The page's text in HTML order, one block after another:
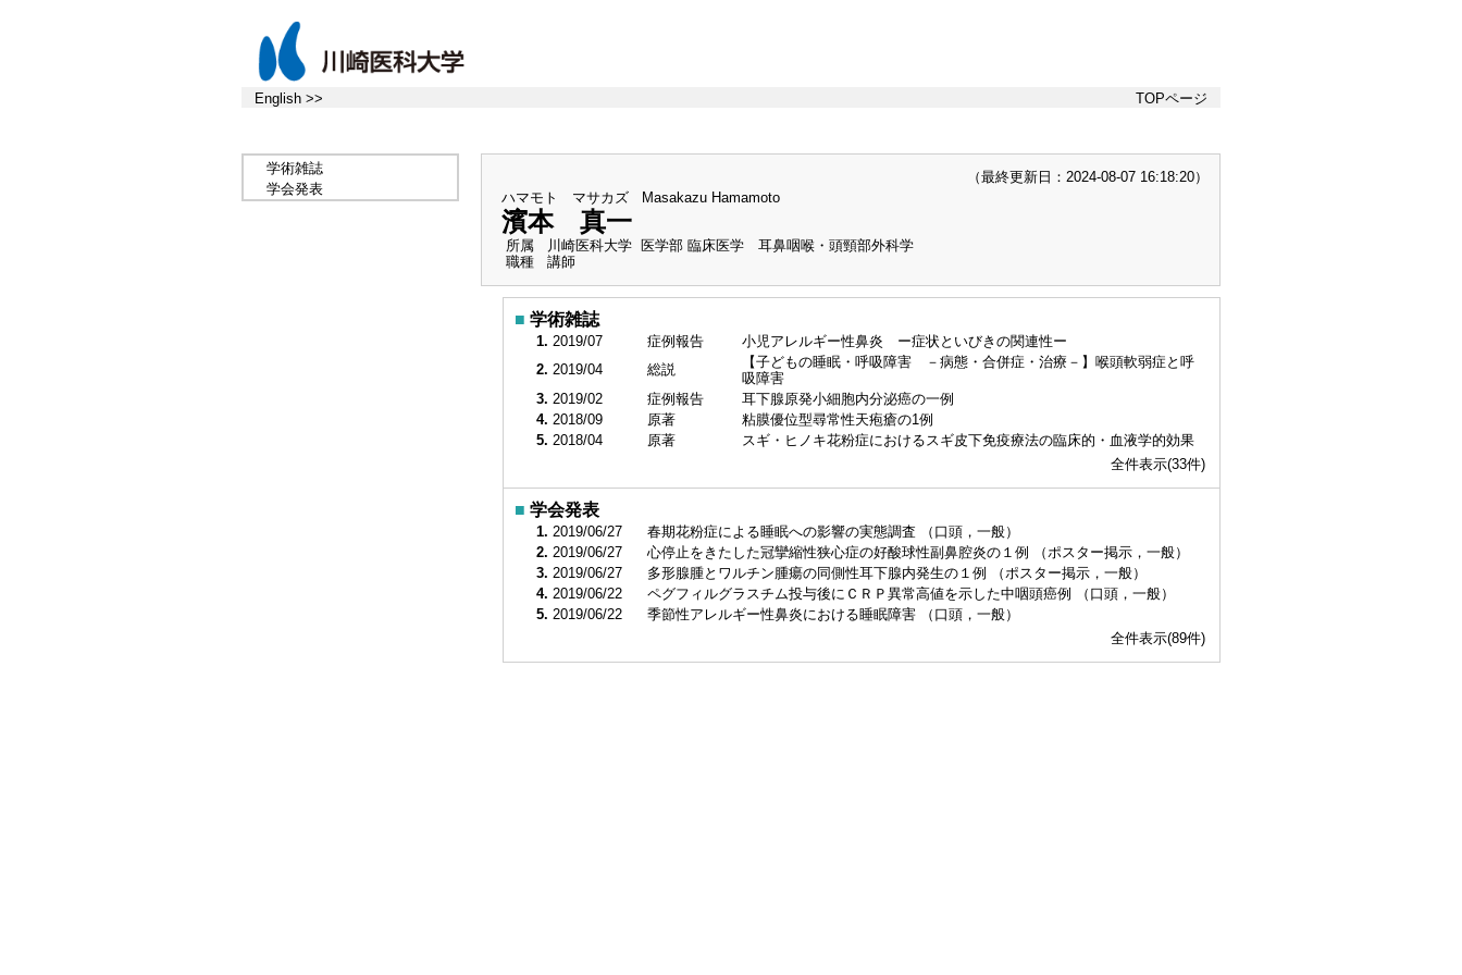
English >> TOPページ
学術雑誌
学会発表
（最終更新日：2024-08-07 16:18:20）
ハマモト マサカズ
Masakazu Hamamoto
濱本 真一
所属
川崎医科大学 医学部 臨床医学 耳鼻咽喉・頭頸部外科学
職種
講師
■ 学術雑誌
1. 2019/07 症例報告
小児アレルギー性鼻炎 ー症状といびきの関連性ー
2. 2019/04 総説
【子どもの睡眠・呼吸障害 －病態・合併症・治療－】喉頭軟弱症と呼
吸障害
3. 2019/02 症例報告
耳下腺原発小細胞内分泌癌の一例
4. 2018/09 原著
粘膜優位型尋常性天疱瘡の1例
5. 2018/04 原著
スギ・ヒノキ花粉症におけるスギ皮下免疫療法の臨床的・血液学的効果
全件表示(33件)
■ 学会発表
1. 2019/06/27
春期花粉症による睡眠への影響の実態調査 （口頭，一般）
2. 2019/06/27
心停止をきたした冠攣縮性狭心症の好酸球性副鼻腔炎の１例 （ポスター掲示，一般）
3. 2019/06/27
多形腺腫とワルチン腫瘍の同側性耳下腺内発生の１例 （ポスター掲示，一般）
4. 2019/06/22
ペグフィルグラスチム投与後にＣＲＰ異常高値を示した中咽頭癌例 （口頭，一般）
5. 2019/06/22
季節性アレルギー性鼻炎における睡眠障害 （口頭，一般）
全件表示(89件)